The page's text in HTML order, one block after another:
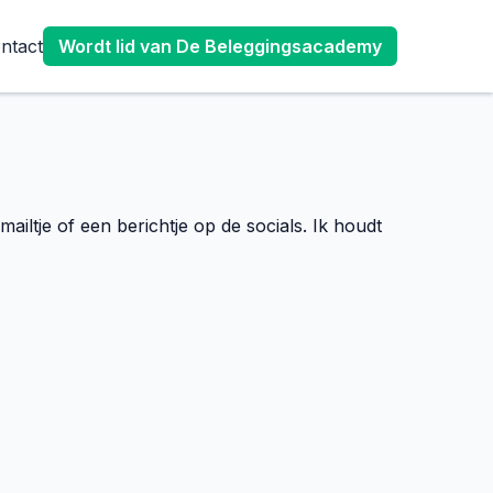
Wordt lid van De Beleggingsacademy
of een berichtje op de socials. Ik houdt